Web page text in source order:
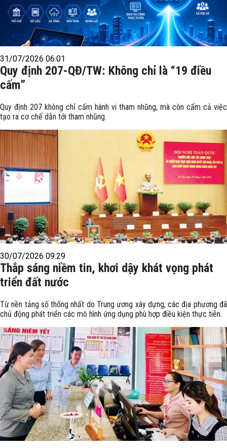
31/07/2026 06:01
Quy định 207-QĐ/TW: Không chỉ là “19 điều
cấm”
Quy định 207 không chỉ cấm hành vi tham nhũng, mà còn cấm cả việc
tạo ra cơ chế dẫn tới tham nhũng.
30/07/2026 09:29
Thắp sáng niềm tin, khơi dậy khát vọng phát
triển đất nước
Từ nền tảng số thống nhất do Trung ương xây dựng, các địa phương đã
chủ động phát triển các mô hình ứng dụng phù hợp điều kiện thực tiễn.